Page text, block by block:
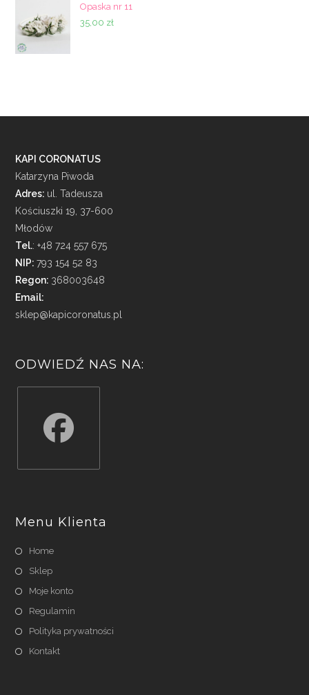
Opaska nr 11
35,00 zł
KAPI CORONATUS
Katarzyna Piwoda
Adres: ul. Tadeusza
Kościuszki 19, 37-600
Młodów
Tel.: +48 724 557 675
NIP:793 154 52 83
Regon: 368003648
Email:
sklep@kapicoronatus.pl
ODWIEDŹ NAS NA:
new
tab
Menu Klienta
Home
Sklep
Moje konto
Regulamin
Polityka prywatności
Kontakt